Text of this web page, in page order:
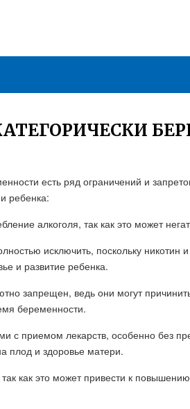
есть ряд ограничений и
ребенка:
алкоголя, так как это может
исключить, поскольку никотин
и развитие ребенка.
запрещен, ведь они могут
беременности.
с приемом лекарств, особенно без
плод и здоровье матери.
как это может привести к